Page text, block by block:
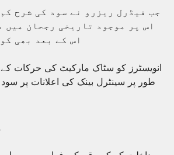
جب فیڈرل ریزرو نے سود کی شرح
اس پر موجود تاریخی رجحان میں
اس کے بعد بھی
انویسٹرز کو سٹاک مارکیٹ کی حرکات کے
طور پر سینٹرل بینک کی اعلانات پر